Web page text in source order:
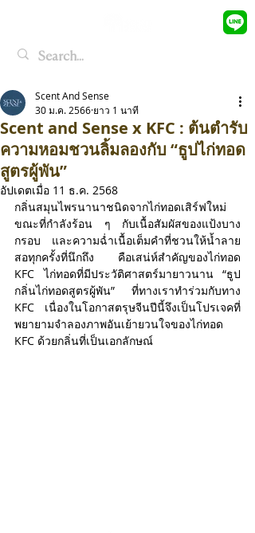
Scent and Sense x KFC : ต้นตำรับ
ความหอมชวนลิ้มลองกับ “ธูปไก่ทอด
สูตรผู้พัน”
Scent And Sense
30 ม.ค. 2566 ยาว 1 นาที
อัปเดตเมื่อ 11 ธ.ค. 2568
กลิ่นสมุนไพรนานาชนิดจากไก่ทอดเสิร์ฟใหม่
ขณะที่กำลังร้อน ๆ กับเนื้อสัมผัสของแป้งบาง
กรอบ และความฉ่ำเนื้อเต็มคำที่ชวนให้น้ำลาย
สอทุกครั้งที่นึกถึง คือเสน่ห์สำคัญของไก่ทอด
KFC ไก่ทอดที่มีประวัติศาสตร์มายาวนาน “ธูป
กลิ่นไก่ทอดสูตรผู้พัน” ที่ทางเราทำร่วมกับทาง
KFC เนื่องในโอกาสตรุษจีนปีนี้จึงเป็นโปรเจคที่
พยายามจำลองภาพอันเย้ายวนใจของไก่ทอด
KFC ด้วยกลิ่นที่เป็นเอกลักษณ์